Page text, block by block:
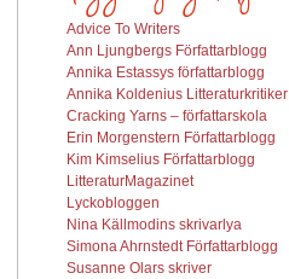
Advice To Writers
Ann Ljungbergs Författarblogg
Annika Estassys författarblogg
Annika Koldenius Litteraturkritiker
Cracking Yarns – författarskola
Erin Morgenstern Författarblogg
Kim Kimselius Författarblogg
LitteraturMagazinet
Lyckobloggen
Nina Källmodins skrivarlya
Simona Ahrnstedt Författarblogg
Susanne Olars skriver